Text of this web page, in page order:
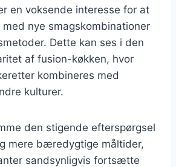
en voksende interesse for at
nye smagskombinationer
Dette kan ses i den
af fusion-køkken, hvor
kombineres med
kulturer.
den stigende efterspørgsel
mere bæredygtige måltider,
sandsynligvis fortsætte